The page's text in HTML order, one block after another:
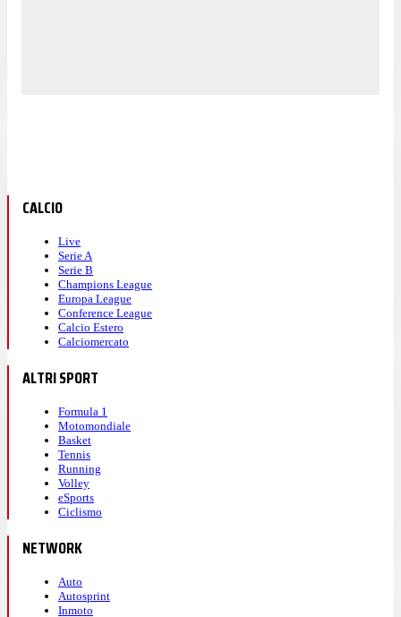
CALCIO
Live
Serie A
Serie B
Champions League
Europa League
Conference League
Calcio Estero
Calciomercato
ALTRI SPORT
Formula 1
Motomondiale
Basket
Tennis
Running
Volley
eSports
Ciclismo
NETWORK
Auto
Autosprint
Inmoto